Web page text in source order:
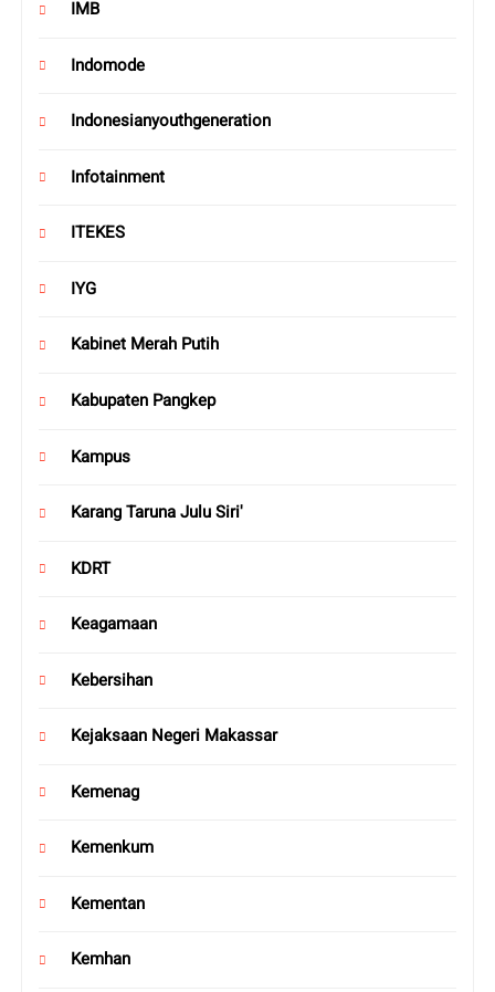
IMB
Indomode
Indonesianyouthgeneration
Infotainment
ITEKES
IYG
Kabinet Merah Putih
Kabupaten Pangkep
Kampus
Karang Taruna Julu Siri'
KDRT
Keagamaan
Kebersihan
Kejaksaan Negeri Makassar
Kemenag
Kemenkum
Kementan
Kemhan